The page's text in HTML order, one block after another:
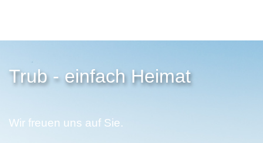
Trub - einfach Heimat
Wir freuen uns auf Sie.